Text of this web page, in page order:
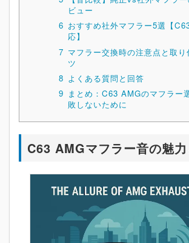
ビュー
6 おすすめ社外マフラー5選【
応】
7 マフラー交換時の注意点と取り
ツ
8 よくある質問と回答
9 まとめ：C63 AMGのマフラー
敗しないために
C63 AMGマフラー音の魅力